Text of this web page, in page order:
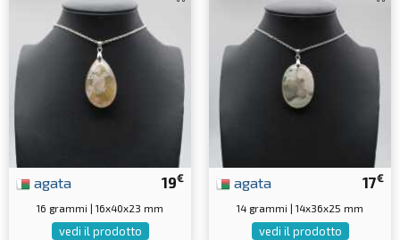
19€
agata
16 grammi | 16x40x23 mm
vedi il prodotto
17€
agata
14 grammi | 14x36x25 mm
vedi il prodotto